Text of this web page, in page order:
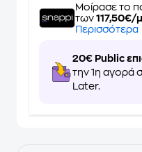
Μοίρασε το
των 117,50€/
Περισσότερα
20€ Public
την 1η αγορά
Later.